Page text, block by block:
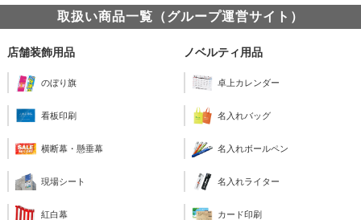
取扱い商品一覧（グループ運営サイト）
店舗装飾用品
のぼり旗
看板印刷
横断幕・懸垂幕
現場シート
紅白幕
ノベルティ用品
卓上カレンダー
名入れバッグ
名入れボールペン
名入れライター
カード印刷